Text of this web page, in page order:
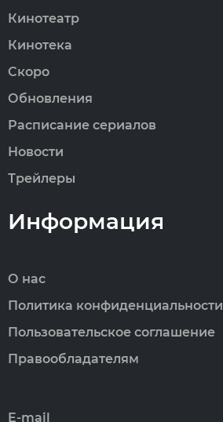
Кинотеатр
Кинотека
Скоро
Обновления
Расписание сериалов
Новости
Трейлеры
Информация
О нас
Политика конфиденциальности
Пользовательское соглашение
Правообладателям
E-mail